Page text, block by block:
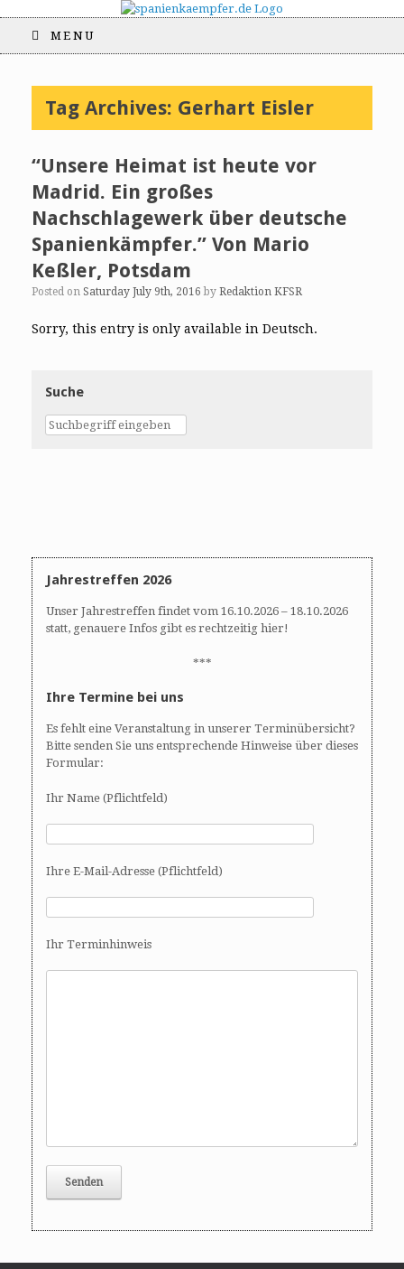
MENU
Tag Archives: Gerhart Eisler
“Unsere Heimat ist heute vor
Madrid. Ein großes
Nachschlagewerk über deutsche
Spanienkämpfer.” Von Mario
Keßler, Potsdam
Posted on Saturday July 9th, 2016 by Redaktion KFSR
Sorry, this entry is only available in Deutsch.
Suche
Jahrestreffen 2026
Unser Jahrestreffen findet vom 16.10.2026 – 18.10.2026
statt, genauere Infos gibt es rechtzeitig hier!
***
Ihre Termine bei uns
Es fehlt eine Veranstaltung in unserer Terminübersicht?
Bitte senden Sie uns entsprechende Hinweise über dieses
Formular:
Ihr Name (Pflichtfeld)
Ihre E-Mail-Adresse (Pflichtfeld)
Ihr Terminhinweis